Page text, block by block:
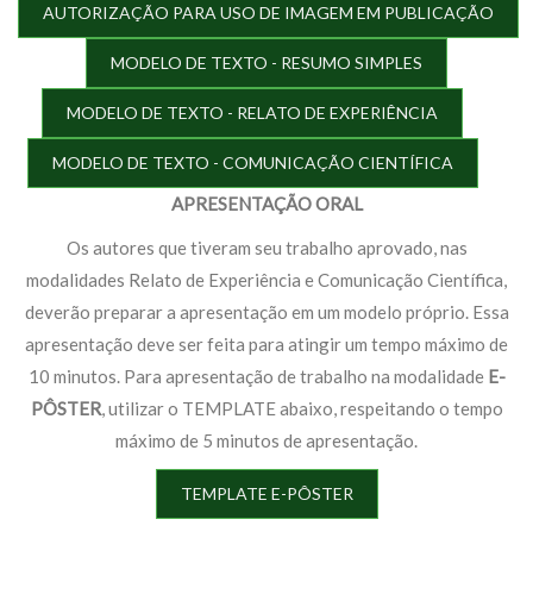
AUTORIZAÇÃO PARA USO DE IMAGEM EM PUBLICAÇÃO
MODELO DE TEXTO - RESUMO SIMPLES
MODELO DE TEXTO - RELATO DE EXPERIÊNCIA
MODELO DE TEXTO - COMUNICAÇÃO CIENTÍFICA
APRESENTAÇÃO ORAL
Os autores que tiveram seu trabalho aprovado, nas
modalidades Relato de Experiência e Comunicação Científica,
deverão preparar a apresentação em um modelo próprio. Essa
apresentação deve ser feita para atingir um tempo máximo de
10 minutos. Para apresentação de trabalho na modalidade E-
PÔSTER, utilizar o TEMPLATE abaixo, respeitando o tempo
máximo de 5 minutos de apresentação.
TEMPLATE E-PÔSTER